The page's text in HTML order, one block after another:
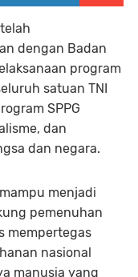
dengan Badan
program
satuan TNI
SPPG
dan
dan negara.
menjadi
pemenuhan
mempertegas
nasional
manusia yang